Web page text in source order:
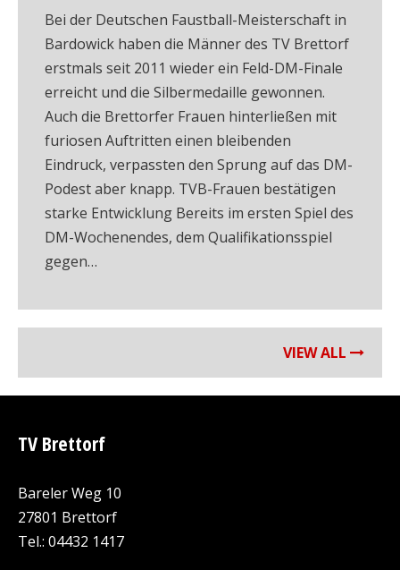
Bei der Deutschen Faustball-Meisterschaft in
Bardowick haben die Männer des TV Brettorf
erstmals seit 2011 wieder ein Feld-DM-Finale
erreicht und die Silbermedaille gewonnen.
Auch die Brettorfer Frauen hinterließen mit
furiosen Auftritten einen bleibenden
Eindruck, verpassten den Sprung auf das DM-
Podest aber knapp. TVB-Frauen bestätigen
starke Entwicklung Bereits im ersten Spiel des
DM-Wochenendes, dem Qualifikationsspiel
gegen…
VIEW ALL
TV Brettorf
Bareler Weg 10
27801 Brettorf
Tel.: 04432 1417